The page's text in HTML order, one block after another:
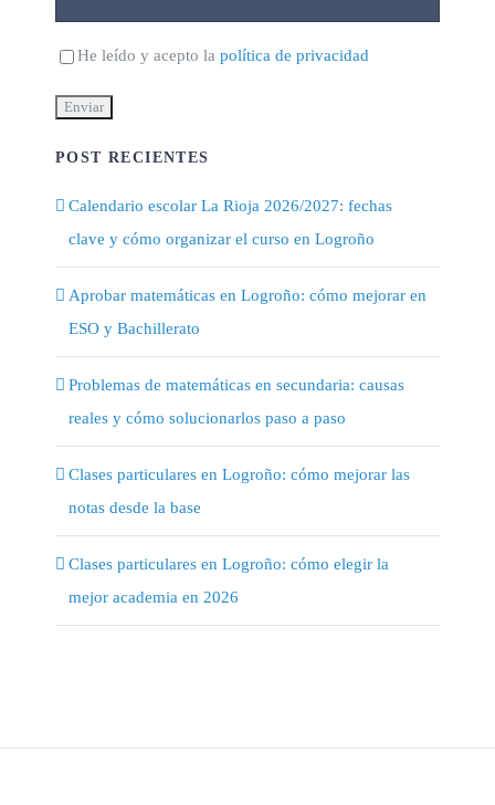
He leído y acepto la política de privacidad
POST RECIENTES
Calendario escolar La Rioja 2026/2027: fechas
clave y cómo organizar el curso en Logroño
Aprobar matemáticas en Logroño: cómo mejorar en
ESO y Bachillerato
Problemas de matemáticas en secundaria: causas
reales y cómo solucionarlos paso a paso
Clases particulares en Logroño: cómo mejorar las
notas desde la base
Clases particulares en Logroño: cómo elegir la
mejor academia en 2026